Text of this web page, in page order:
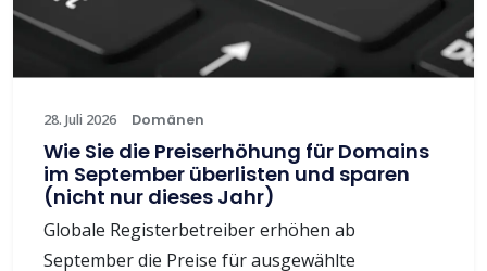
28. Juli 2026 Domänen
Wie Sie die Preiserhöhung für Domains
im September überlisten und sparen
(nicht nur dieses Jahr)
Globale Registerbetreiber erhöhen ab
September die Preise für ausgewählte